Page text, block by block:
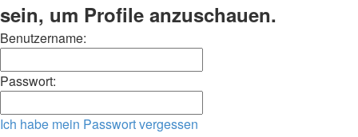
sein, um Profile anzuschauen.
Benutzername:
Passwort:
Ich habe mein Passwort vergessen